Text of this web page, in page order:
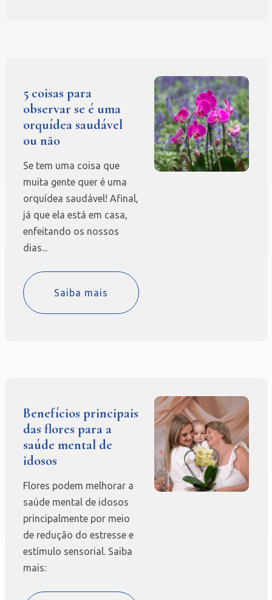
5 coisas para
observar se é uma
orquídea saudável
ou não
Se tem uma coisa que
muita gente quer é uma
orquídea saudável! Afinal,
já que ela está em casa,
enfeitando os nossos
dias...
Saiba mais
Benefícios principais
das flores para a
saúde mental de
idosos
Flores podem melhorar a
saúde mental de idosos
principalmente por meio
de redução do estresse e
estímulo sensorial. Saiba
mais: